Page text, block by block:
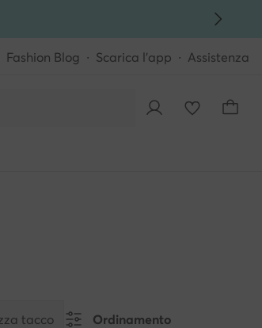
Fashion Blog Scarica l'app Assistenza
tacco Ordinamento